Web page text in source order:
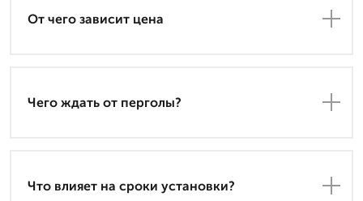
От чего зависит цена
Чего ждать от перголы?
Что влияет на сроки установки?